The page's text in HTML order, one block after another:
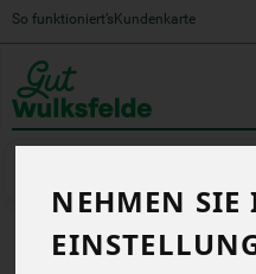
NEHMEN SIE
So funktioniert’s Kundenkarte